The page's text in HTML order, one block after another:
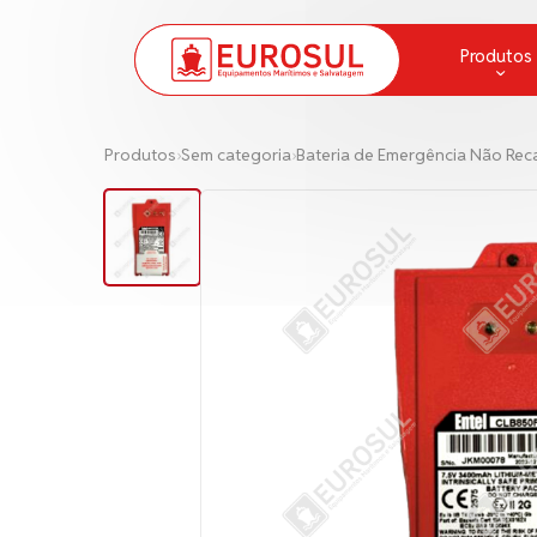
Produtos
Aparelhos de Respiração
Cabos de Amarração e Cordas
Combate a Incêndio
Comunicação
Escadas e Pranchas
Produtos›Sem categoria›Bateria de Emergência Não